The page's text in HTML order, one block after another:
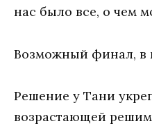
нас было все, о чем
Возможный финал, в
Решение у Тани
возрастающей